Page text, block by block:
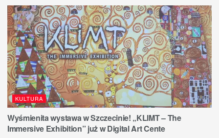
KULTURA
Wyśmienita wystawa w Szczecinie! „KLIMT – The
Immersive Exhibition” już w Digital Art Cente